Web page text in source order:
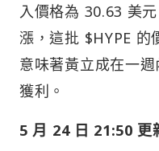
入價格為 30.63 美
漲，這批 $HYPE 的
意味著黃立成在一
獲利。
5 月 24 日 21:50 更